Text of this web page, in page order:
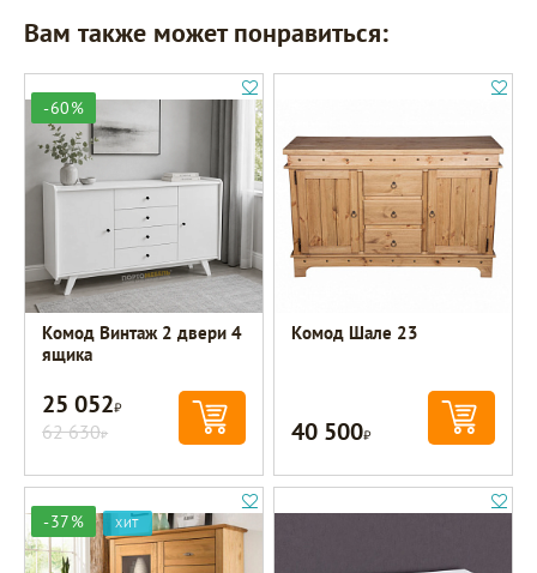
Вам также может понравиться:
-60%
Комод Винтаж 2 двери 4
ящика
25 052Р
62 630Р
Комод Шале 23
40 500Р
-37% ХИТ